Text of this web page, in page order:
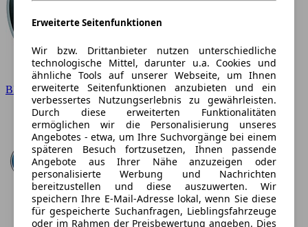
Erweiterte Seitenfunktionen
Wir bzw. Drittanbieter nutzen unterschiedliche
technologische Mittel, darunter u.a. Cookies und
ähnliche Tools auf unserer Webseite, um Ihnen
erweiterte Seitenfunktionen anzubieten und ein
verbessertes Nutzungserlebnis zu gewährleisten.
Durch diese erweiterten Funktionalitäten
ermöglichen wir die Personalisierung unseres
Angebotes - etwa, um Ihre Suchvorgänge bei einem
späteren Besuch fortzusetzen, Ihnen passende
Angebote aus Ihrer Nähe anzuzeigen oder
personalisierte Werbung und Nachrichten
bereitzustellen und diese auszuwerten. Wir
speichern Ihre E-Mail-Adresse lokal, wenn Sie diese
für gespeicherte Suchanfragen, Lieblingsfahrzeuge
oder im Rahmen der Preisbewertung angeben. Dies
BMW